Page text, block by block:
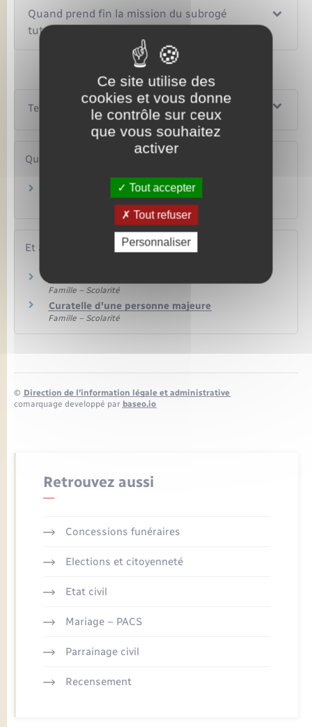
Quand prend fin la mission du subrogé
tuteur ?
Textes de référence
Questions ? Réponses !
Qui peut être nommé tuteur, curateur ou
mandataire spécial d'un majeur ?
Et aussi
Famille – Scolarité
Curatelle d'une personne majeure
Famille – Scolarité
© Direction de l’information légale et administrative
comarquage developpé par baseo.io
Retrouvez aussi
Concessions funéraires
Elections et citoyenneté
Etat civil
Mariage – PACS
Parrainage civil
Recensement
Ce site utilise des
cookies et vous donne
le contrôle sur ceux
que vous souhaitez
activer
Tout accepter
Tout refuser
Personnaliser